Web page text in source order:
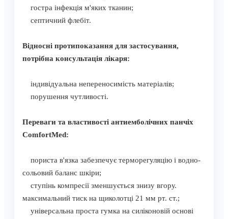
гостра інфекція м'яких тканин;
септичний флебіт.
Відносні протипоказання для застосування,
потрібна консультація лікаря:
індивідуальна непереносимість матеріалів;
порушення чутливості.
Переваги та властивості антиемболічних панчіх
ComfortMed:
пориста в'язка забезпечує терморегуляцію і водно-
сольовий баланс шкіри;
ступінь компресії зменшується знизу вгору.
максимальний тиск на щиколотці 21 мм рт. ст.;
універсальна проста гумка на силіконовій основі